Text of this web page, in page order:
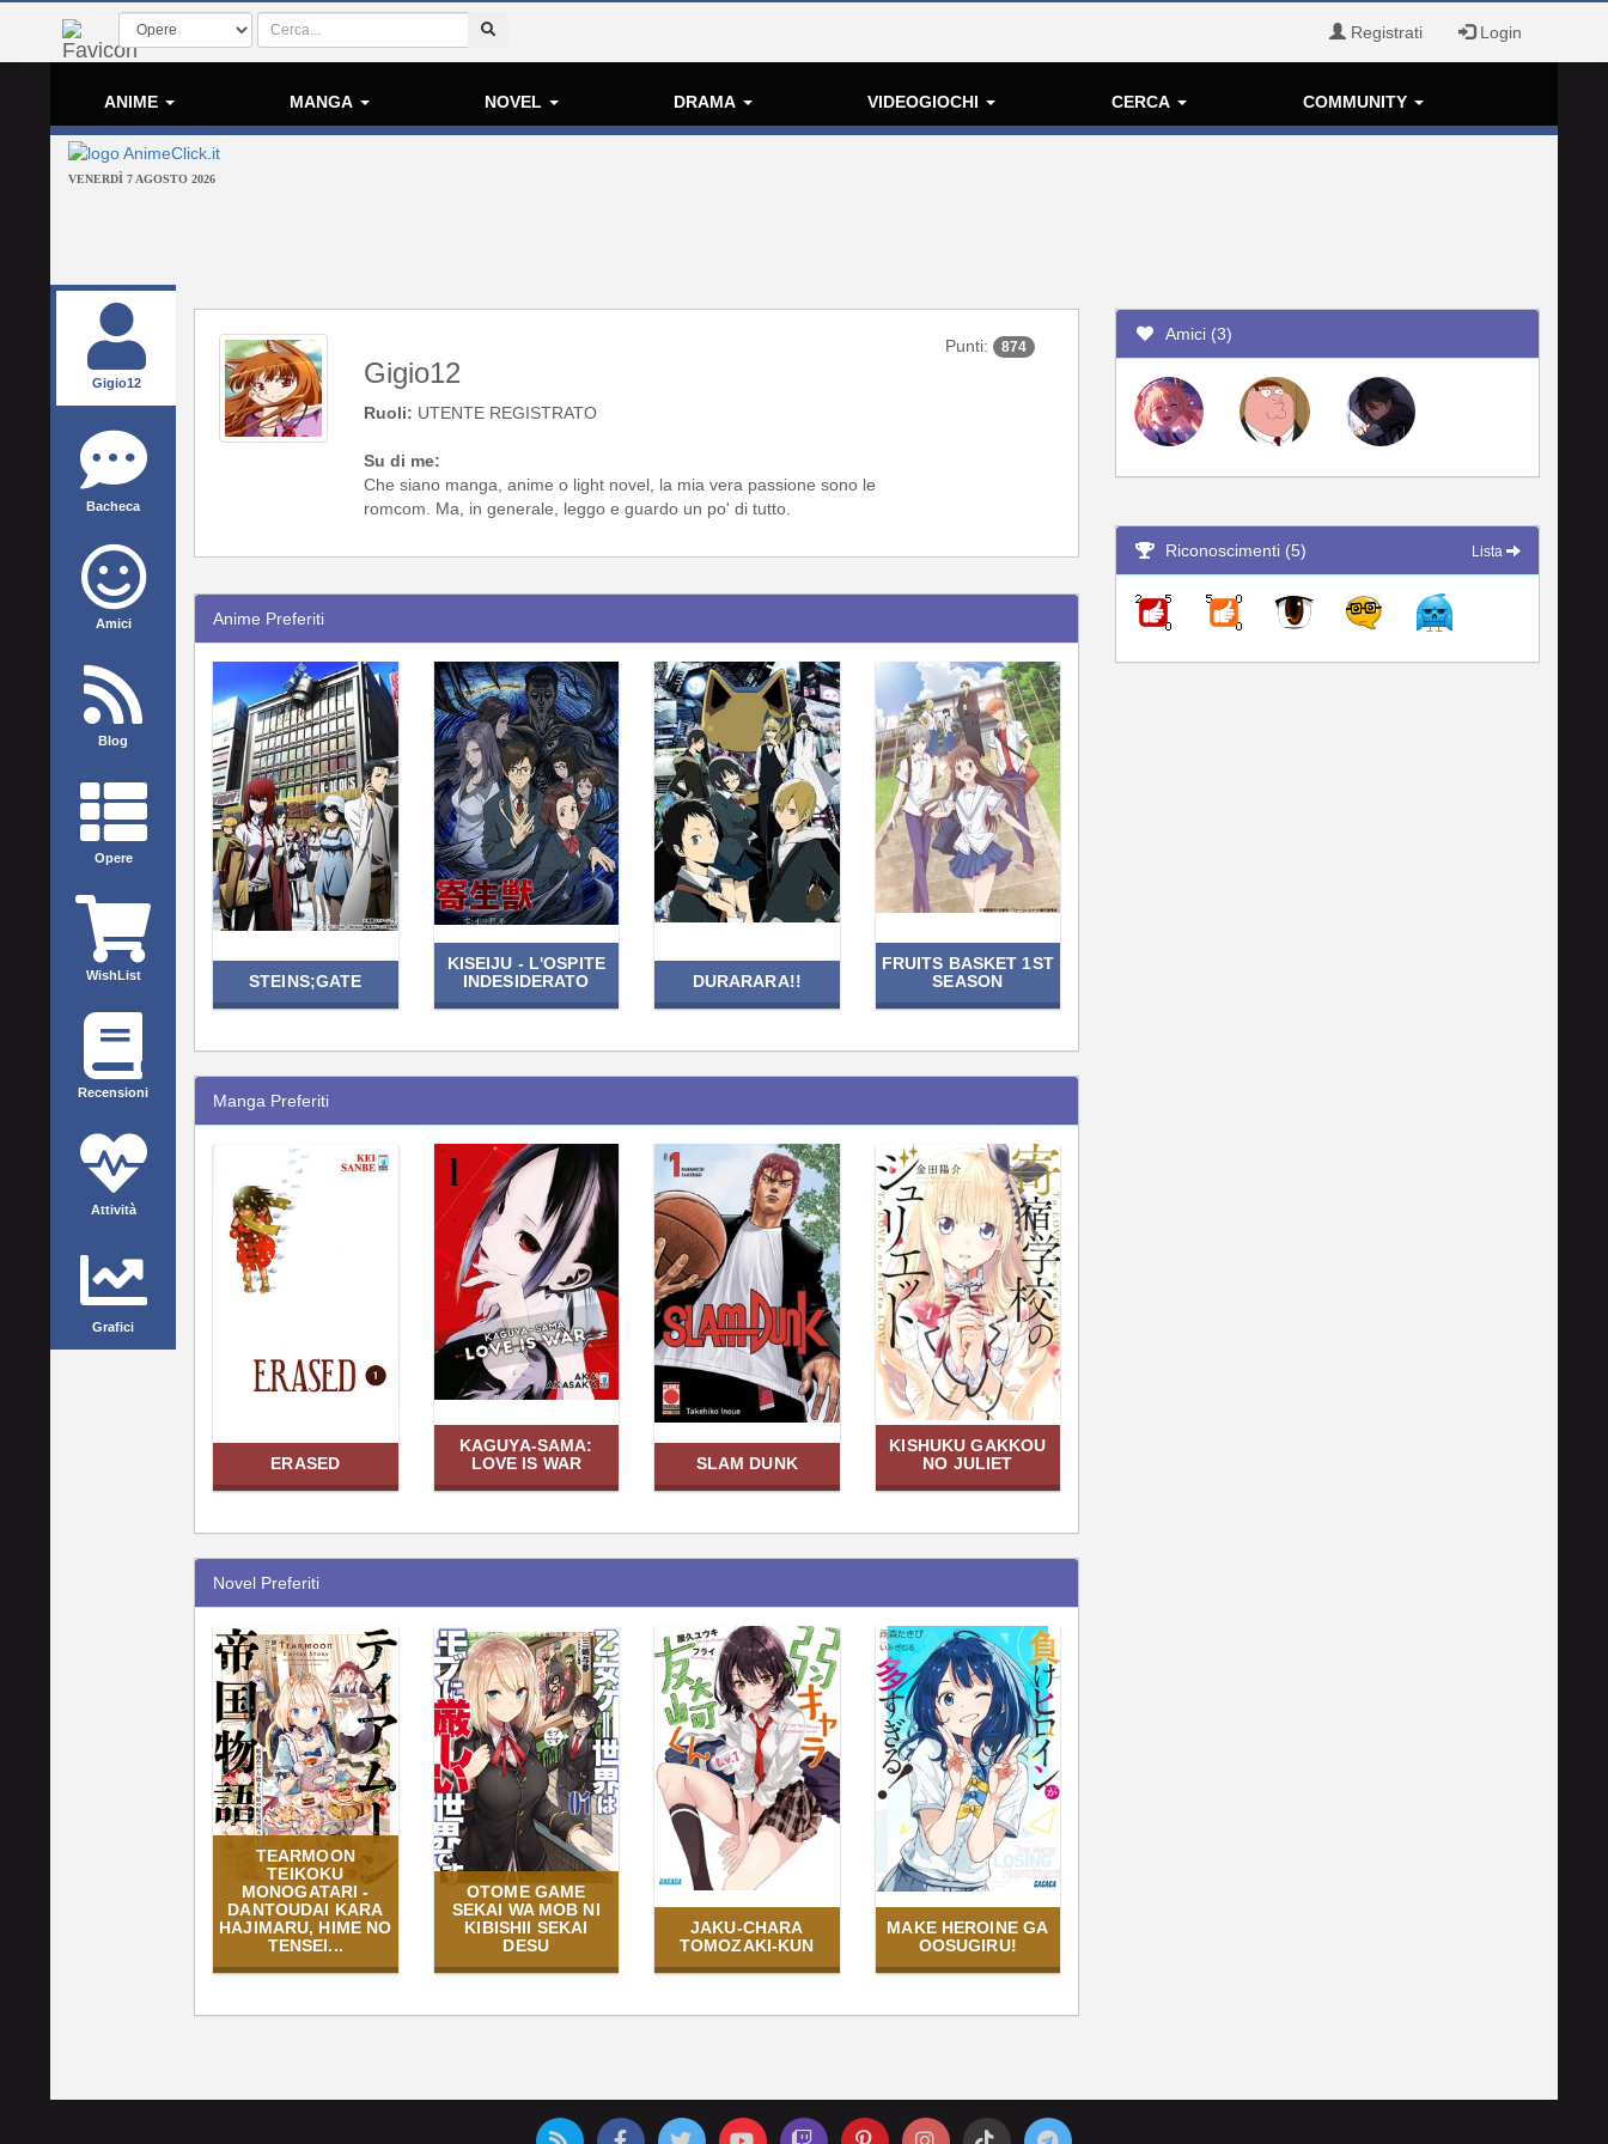
Registrati Login
ANIME MANGA NOVEL DRAMA VIDEOGIOCHI CERCA COMMUNITY
VENERDÌ 7 AGOSTO 2026
Gigio12
Bacheca
Amici
Blog
Opere
WishList
Recensioni
Attività
Grafici
Gigio12
Ruoli: UTENTE REGISTRATO
Su di me:
Che siano manga, anime o light novel, la mia vera passione sono le
romcom. Ma, in generale, leggo e guardo un po' di tutto.
Punti: 874
Anime Preferiti
STEINS;GATE
KISEIJU - L'OSPITE
INDESIDERATO
DURARARA!!
FRUITS BASKET 1ST
SEASON
Manga Preferiti
ERASED
KAGUYA-SAMA:
LOVE IS WAR
SLAM DUNK
KISHUKU GAKKOU
NO JULIET
Novel Preferiti
TEARMOON
TEIKOKU
MONOGATARI -
DANTOUDAI KARA
HAJIMARU, HIME NO
TENSEI...
OTOME GAME
SEKAI WA MOB NI
KIBISHII SEKAI
DESU
JAKU-CHARA
TOMOZAKI-KUN
MAKE HEROINE GA
OOSUGIRU!
Amici (3)
Riconoscimenti (5) Lista